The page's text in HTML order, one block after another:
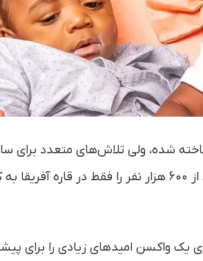
شده، ولی تلاش‌های متعدد برای
موفقیت‌آمیز نبوده است. این بیماری سالانه بیش از ۶۰۰ هزار نفر
واکسن امیدهای زیادی را برای